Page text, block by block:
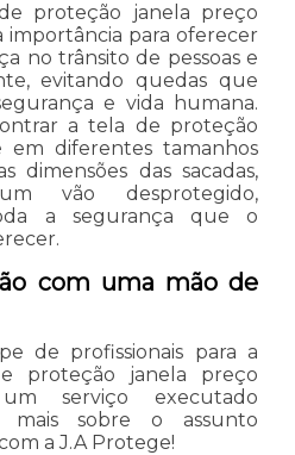
proteção janela preço
para oferecer
no trânsito de pessoas e
evitando quedas que
e vida humana.
a tela de proteção
em diferentes tamanhos
dimensões das sacadas,
vão desprotegido,
a segurança que o
com uma mão de
de profissionais para a
proteção janela preço
serviço executado
mais sobre o assunto
a J.A Protege!